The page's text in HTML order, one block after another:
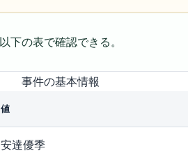
下の表で確認できる。
事件の基本情報
値
安達優季